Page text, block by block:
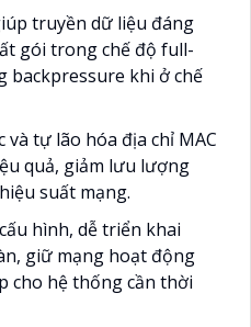
truyền dữ liệu đáng
gói trong chế độ full-
backpressure khi ở chế
tự lão hóa địa chỉ MAC
quả, giảm lưu lượng
suất mạng.
hình, dễ triển khai
giữ mạng hoạt động
cho hệ thống cần thời